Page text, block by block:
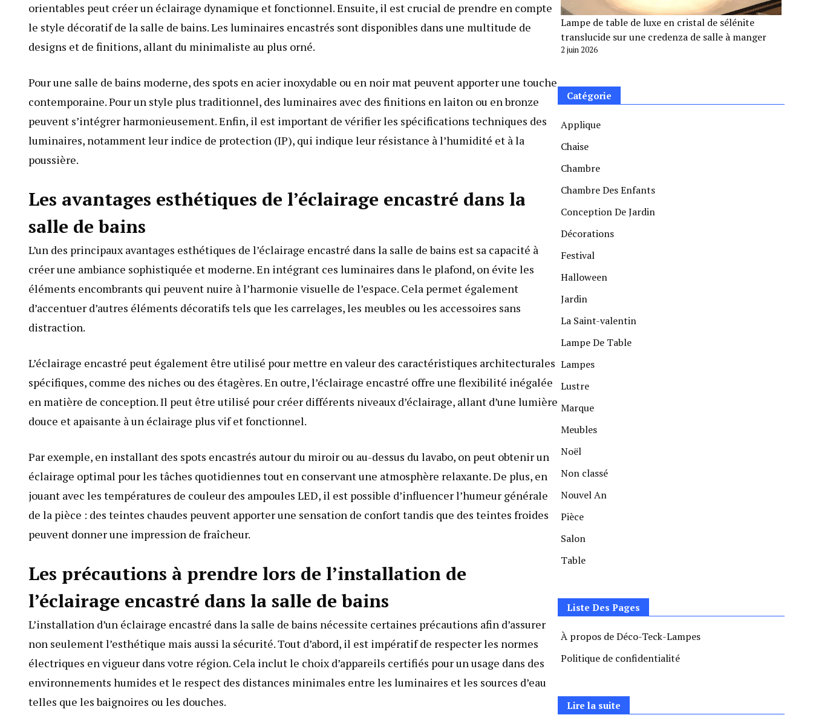
orientables peut créer un éclairage dynamique et fonctionnel. Ensuite, il est crucial de prendre en compte
le style décoratif de la salle de bains. Les luminaires encastrés sont disponibles dans une multitude de
designs et de finitions, allant du minimaliste au plus orné.
Pour une salle de bains moderne, des spots en acier inoxydable ou en noir mat peuvent apporter une touche
contemporaine. Pour un style plus traditionnel, des luminaires avec des finitions en laiton ou en bronze
peuvent s’intégrer harmonieusement. Enfin, il est important de vérifier les spécifications techniques des
luminaires, notamment leur indice de protection (IP), qui indique leur résistance à l’humidité et à la
poussière.
Les avantages esthétiques de l’éclairage encastré dans la
salle de bains
L’un des principaux avantages esthétiques de l’éclairage encastré dans la salle de bains est sa capacité à
créer une ambiance sophistiquée et moderne. En intégrant ces luminaires dans le plafond, on évite les
éléments encombrants qui peuvent nuire à l’harmonie visuelle de l’espace. Cela permet également
d’accentuer d’autres éléments décoratifs tels que les carrelages, les meubles ou les accessoires sans
distraction.
L’éclairage encastré peut également être utilisé pour mettre en valeur des caractéristiques architecturales
spécifiques, comme des niches ou des étagères. En outre, l’éclairage encastré offre une flexibilité inégalée
en matière de conception. Il peut être utilisé pour créer différents niveaux d’éclairage, allant d’une lumière
douce et apaisante à un éclairage plus vif et fonctionnel.
Par exemple, en installant des spots encastrés autour du miroir ou au-dessus du lavabo, on peut obtenir un
éclairage optimal pour les tâches quotidiennes tout en conservant une atmosphère relaxante. De plus, en
jouant avec les températures de couleur des ampoules LED, il est possible d’influencer l’humeur générale
de la pièce : des teintes chaudes peuvent apporter une sensation de confort tandis que des teintes froides
peuvent donner une impression de fraîcheur.
Les précautions à prendre lors de l’installation de
l’éclairage encastré dans la salle de bains
L’installation d’un éclairage encastré dans la salle de bains nécessite certaines précautions afin d’assurer
non seulement l’esthétique mais aussi la sécurité. Tout d’abord, il est impératif de respecter les normes
électriques en vigueur dans votre région. Cela inclut le choix d’appareils certifiés pour un usage dans des
environnements humides et le respect des distances minimales entre les luminaires et les sources d’eau
telles que les baignoires ou les douches.
Lampe de table de luxe en cristal de sélénite
translucide sur une credenza de salle à manger
2 juin 2026
Catégorie
Applique
Chaise
Chambre
Chambre Des Enfants
Conception De Jardin
Décorations
Festival
Halloween
Jardin
La Saint-valentin
Lampe De Table
Lampes
Lustre
Marque
Meubles
Noël
Non classé
Nouvel An
Pièce
Salon
Table
Liste Des Pages
À propos de Déco-Teck-Lampes
Politique de confidentialité
Lire la suite